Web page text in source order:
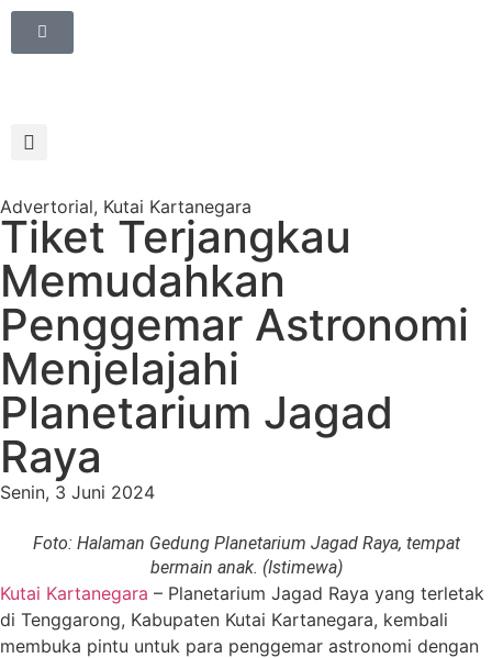
Advertorial, Kutai Kartanegara
Tiket Terjangkau
Memudahkan
Penggemar Astronomi
Menjelajahi
Planetarium Jagad
Raya
Senin, 3 Juni 2024
Foto: Halaman Gedung Planetarium Jagad Raya, tempat
bermain anak. (Istimewa)
Kutai Kartanegara – Planetarium Jagad Raya yang terletak
di Tenggarong, Kabupaten Kutai Kartanegara, kembali
membuka pintu untuk para penggemar astronomi dengan